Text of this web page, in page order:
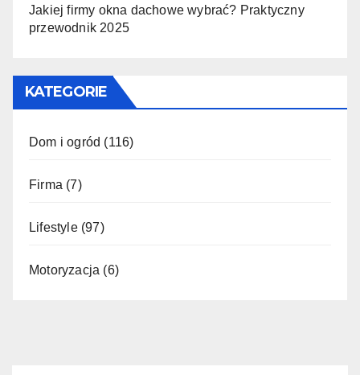
Jakiej firmy okna dachowe wybrać? Praktyczny
przewodnik 2025
KATEGORIE
Dom i ogród (116)
Firma (7)
Lifestyle(97)
Motoryzacja (6)